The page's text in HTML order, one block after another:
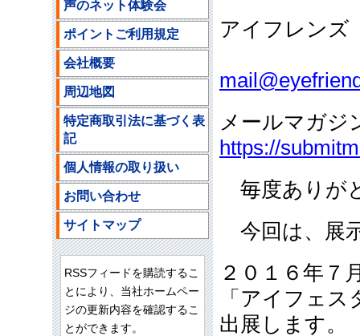
アイフレン
メールマガジ
https://
毎度ありが
今回は、展
２０１６年７
「アイフェ
出展します。
声のネット体験会
ポイントご利用規定
会社概要
周辺地図
特定商取引法に基づく表
記
個人情報の取り扱い
お問い合わせ
サイトマップ
RSSフィードを購読するこ
とにより、当社ホームペー
ジの更新内容を確認するこ
とができます。